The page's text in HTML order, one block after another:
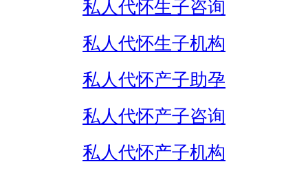
私人代怀生子咨询
私人代怀生子机构
私人代怀产子助孕
私人代怀产子咨询
私人代怀产子机构